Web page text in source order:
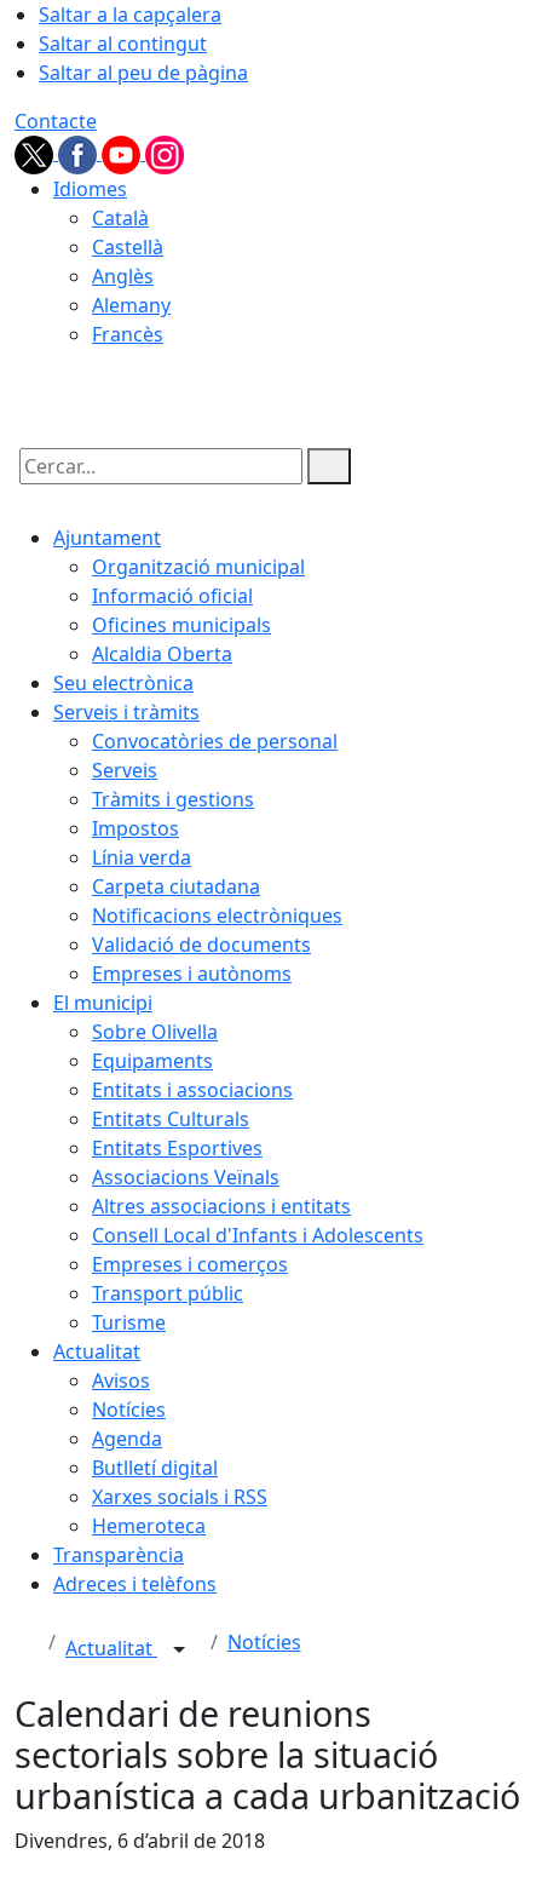
Saltar a la capçalera
Saltar al contingut
Saltar al peu de pàgina
Contacte
Idiomes
Català
Castellà
Anglès
Alemany
Francès
Cercar:
Ajuntament
Organització municipal
Informació oficial
Oficines municipals
Alcaldia Oberta
Seu electrònica
Serveis i tràmits
Convocatòries de personal
Serveis
Tràmits i gestions
Impostos
Línia verda
Carpeta ciutadana
Notificacions electròniques
Validació de documents
Empreses i autònoms
El municipi
Sobre Olivella
Equipaments
Entitats i associacions
Entitats Culturals
Entitats Esportives
Associacions Veïnals
Altres associacions i entitats
Consell Local d'Infants i Adolescents
Empreses i comerços
Transport públic
Turisme
Actualitat
Avisos
Notícies
Agenda
Butlletí digital
Xarxes socials i RSS
Hemeroteca
Transparència
Adreces i telèfons
Actualitat Notícies
Calendari de reunions
sectorials sobre la situació
urbanística a cada urbanització
Divendres, 6 d’abril de 2018